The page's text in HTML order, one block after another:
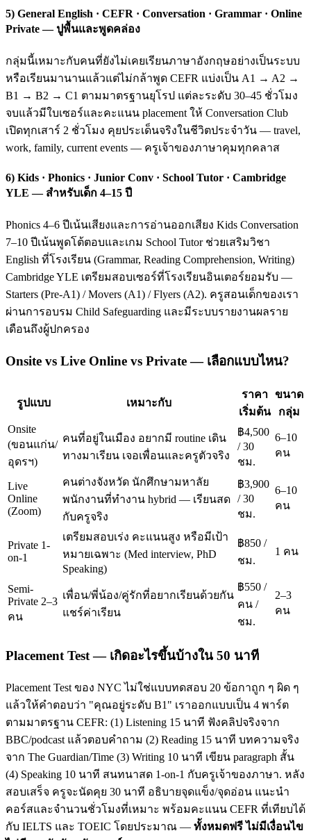
5) General English · CEFR · Conversation · Grammar · Online
Private — ปูพื้นและพูดคล่อง
กลุ่มนี้เหมาะกับคนที่ยังไม่เคยเรียนภาษาอังกฤษอย่างเป็นระบบ
หรือเรียนมานานแล้วแต่ไม่กล้าพูด CEFR แบ่งเป็น A1 → A2 →
B1 → B2 → C1 ตามมาตรฐานยุโรป แต่ละระดับ 30–45 ชั่วโมง
จบแล้วมีใบเซอร์และคะแนน placement ให้ Conversation Club
เปิดทุกเสาร์ 2 ชั่วโมง คุยประเด็นจริงในชีวิตประจำวัน — travel,
work, family, current events — ครูเจ้าของภาษาคุมทุกคลาส
6) Kids · Phonics · Junior Conv · School Tutor · Cambridge
YLE — สำหรับเด็ก 4–15 ปี
Phonics 4–6 ปีเน้นเสียงและการอ่านออกเสียง Kids Conversation
7–10 ปีเน้นพูดโต้ตอบและเกม School Tutor ช่วยเสริมวิชา
English ที่โรงเรียน (Grammar, Reading Comprehension, Writing)
Cambridge YLE เตรียมสอบเซอร์ที่โรงเรียนอินเตอร์ยอมรับ —
Starters (Pre-A1) / Movers (A1) / Flyers (A2). ครูสอนเด็กของเรา
ผ่านการอบรม Child Safeguarding และมีระบบรายงานผลราย
เดือนถึงผู้ปกครอง
Onsite vs Live Online vs Private — เลือกแบบไหน?
รูปแบบ เหมาะกับ
ราคา
เริ่มต้น
ขนาด
กลุ่ม
Onsite
(ขอนแก่น/
อุดรฯ)
คนที่อยู่ในเมือง อยากมี routine เดิน
ทางมาเรียน เจอเพื่อนและครูตัวจริง
฿4,500
/ 30
ชม.
6–10
คน
Live
Online
(Zoom)
คนต่างจังหวัด นักศึกษามหาลัย
พนักงานที่ทำงาน hybrid — เรียนสด
กับครูจริง
฿3,900
/ 30
ชม.
6–10
คน
Private 1-
on-1
เตรียมสอบเร่ง คะแนนสูง หรือมีเป้า
หมายเฉพาะ (Med interview, PhD
Speaking)
฿850 /
ชม.
1 คน
Semi-
Private 2–3
คน
เพื่อน/พี่น้อง/คู่รักที่อยากเรียนด้วยกัน
แชร์ค่าเรียน
฿550 /
คน /
ชม.
2–3
คน
Placement Test — เกิดอะไรขึ้นบ้างใน 50 นาที
Placement Test ของ NYC ไม่ใช่แบบทดสอบ 20 ข้อกาถูก ๆ ผิด ๆ
แล้วให้คำตอบว่า "คุณอยู่ระดับ B1" เราออกแบบเป็น 4 พาร์ต
ตามมาตรฐาน CEFR: (1) Listening 15 นาที ฟังคลิปจริงจาก
BBC/podcast แล้วตอบคำถาม (2) Reading 15 นาที บทความจริง
จาก The Guardian/Time (3) Writing 10 นาที เขียน paragraph สั้น
(4) Speaking 10 นาที สนทนาสด 1-on-1 กับครูเจ้าของภาษา. หลัง
สอบเสร็จ ครูจะนัดคุย 30 นาที อธิบายจุดแข็ง/จุดอ่อน แนะนำ
คอร์สและจำนวนชั่วโมงที่เหมาะ พร้อมคะแนน CEFR ที่เทียบได้
กับ IELTS และ TOEIC โดยประมาณ — ทั้งหมดฟรี ไม่มีเงื่อนไข